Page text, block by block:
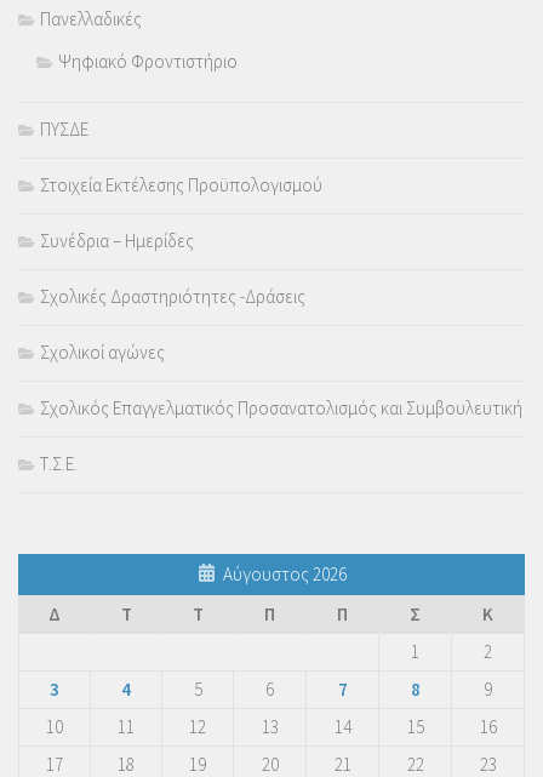
Πανελλαδικές
Ψηφιακό Φροντιστήριο
ΠΥΣΔΕ
Στοιχεία Εκτέλεσης Προϋπολογισμού
Συνέδρια – Ημερίδες
Σχολικές Δραστηριότητες -Δράσεις
Σχολικοί αγώνες
Σχολικός Επαγγελματικός Προσανατολισμός και Συμβουλευτική
Τ.Σ.Ε.
Αύγουστος 2026
Δ
Τ Τ Π Π Σ
Κ
1
2
3
4 5 6 7 8
9
10
11 12 13 14 15
16
17
18 19 20 21 22 23